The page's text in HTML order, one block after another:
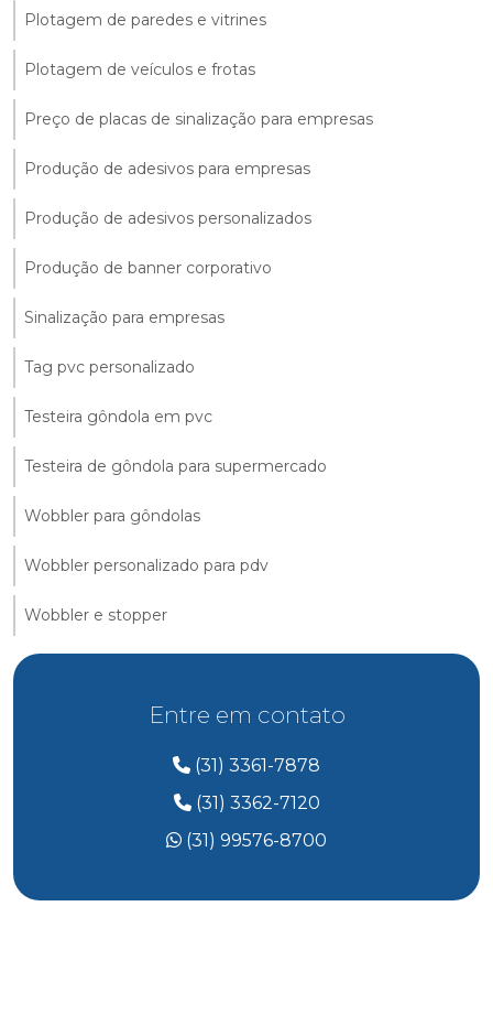
Plotagem de paredes e vitrines
Plotagem de veículos e frotas
Preço de placas de sinalização para empresas
Produção de adesivos para empresas
Produção de adesivos personalizados
Produção de banner corporativo
Sinalização para empresas
Tag pvc personalizado
Testeira gôndola em pvc
Testeira de gôndola para supermercado
Wobbler para gôndolas
Wobbler personalizado para pdv
Wobbler e stopper
Entre em contato
(31) 3361-7878
(31) 3362-7120
(31) 99576-8700